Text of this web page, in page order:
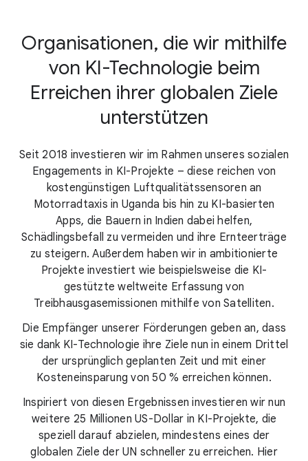
Organisationen, die wir mithilfe
von KI-Technologie beim
Erreichen ihrer globalen Ziele
unterstützen
Seit 2018 investieren wir im Rahmen unseres sozialen
Engagements in KI-Projekte – diese reichen von
kostengünstigen Luftqualitätssensoren an
Motorradtaxis in Uganda bis hin zu KI-basierten
Apps, die Bauern in Indien dabei helfen,
Schädlingsbefall zu vermeiden und ihre Ernteerträge
zu steigern. Außerdem haben wir in ambitionierte
Projekte investiert wie beispielsweise die KI-
gestützte weltweite Erfassung von
Treibhausgasemissionen mithilfe von Satelliten.
Die Empfänger unserer Förderungen geben an, dass
sie dank KI-Technologie ihre Ziele nun in einem Drittel
der ursprünglich geplanten Zeit und mit einer
Kosteneinsparung von 50 % erreichen können.
Inspiriert von diesen Ergebnissen investieren wir nun
weitere 25 Millionen US-Dollar in KI-Projekte, die
speziell darauf abzielen, mindestens eines der
globalen Ziele der UN schneller zu erreichen. Hier